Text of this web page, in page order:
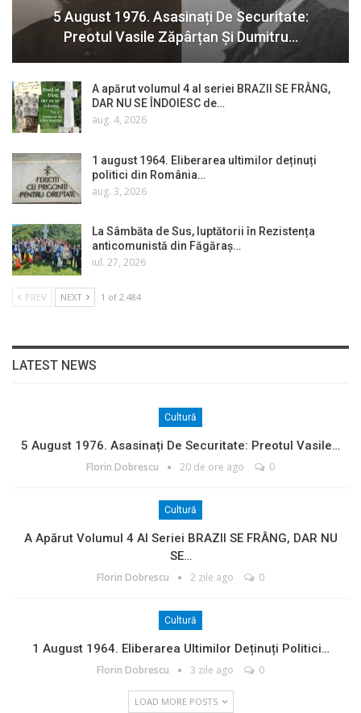
5 August 1976. Asasinați De Securitate:
Preotul Vasile Zăpârțan Și Dumitru…
A apărut volumul 4 al seriei BRAZII SE FRÂNG,
DAR NU SE ÎNDOIESC de…
aug. 4, 2026
1 august 1964. Eliberarea ultimilor deținuți
politici din România…
aug. 3, 2026
La Sâmbăta de Sus, luptătorii în Rezistența
anticomunistă din Făgăraș…
iul. 27, 2026
PREV NEXT 1 of 2.484
LATEST NEWS
Cultură
5 August 1976. Asasinați De Securitate: Preotul Vasile…
Florin Dobrescu 20 de ore ago 0
Cultură
A Apărut Volumul 4 Al Seriei BRAZII SE FRÂNG, DAR NU
SE…
Florin Dobrescu 2 zile ago 0
Cultură
1 August 1964. Eliberarea Ultimilor Deținuți Politici…
Florin Dobrescu 3 zile ago 0
LOAD MORE POSTS